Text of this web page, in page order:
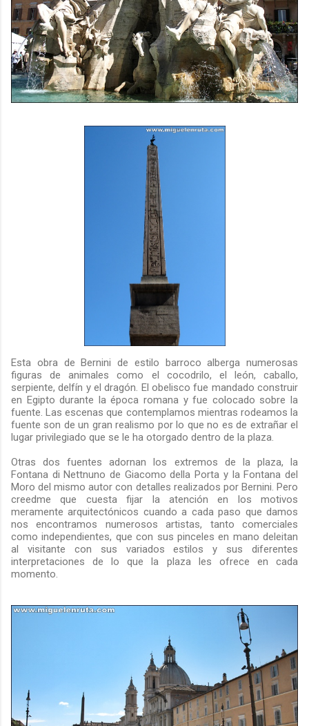
Esta obra de Bernini de estilo barroco alberga numerosas
figuras de animales como el cocodrilo, el león, caballo,
serpiente, delfín y el dragón. El obelisco fue mandado construir
en Egipto durante la época romana y fue colocado sobre la
fuente. Las escenas que contemplamos mientras rodeamos la
fuente son de un gran realismo por lo que no es de extrañar el
lugar privilegiado que se le ha otorgado dentro de la plaza.
Otras dos fuentes adornan los extremos de la plaza, la
Fontana di Nettnuno de Giacomo della Porta y la Fontana del
Moro del mismo autor con detalles realizados por Bernini. Pero
creedme que cuesta fijar la atención en los motivos
meramente arquitectónicos cuando a cada paso que damos
nos encontramos numerosos artistas, tanto comerciales
como independientes, que con sus pinceles en mano deleitan
al visitante con sus variados estilos y sus diferentes
interpretaciones de lo que la plaza les ofrece en cada
momento.